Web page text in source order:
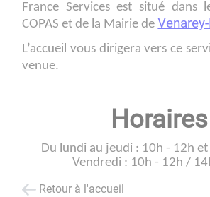
France Services est situé dans
COPAS et de la Mairie de
L’accueil vous dirigera vers ce
venue.
Horaires
Du lundi au jeudi : 10h - 12h
Vendredi : 10h - 12h /
Retour à l'accueil